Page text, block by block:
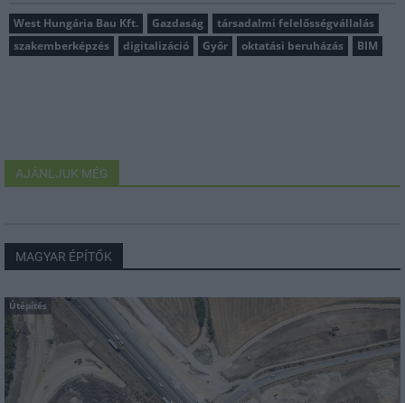
West Hungária Bau Kft. Gazdaság
társadalmi felelősségvállalás
szakemberképzés
digitalizáció Győr oktatási beruházás BIM
AJÁNLJUK MÉG
MAGYAR ÉPÍTŐK
Útépítés